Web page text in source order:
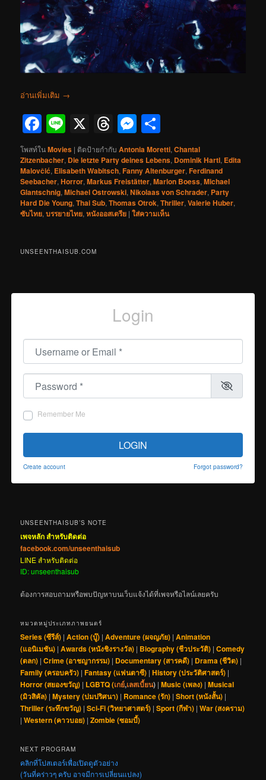
อ่านเพิ่มเติม →
Facebook
Line
X Threads
Messenger
โพสท์ในMovies | ติดป้ายกำกับ Antonia Moretti,Chantal
Zitzenbacher, Die letzte Party deines Lebens, Dominik Hartl, Edita
Malovčić, Elisabeth Wabitsch,Fanny Altenburger,Ferdinand
Seebacher,Horror,Markus Freistätter,Marlon Boess,Michael
Glantschnig,Michael Ostrowski,Nikolaas von Schrader, Party
Hard Die Young,Thai Sub,Thomas Otrok,Thriller,Valerie Huber,
ซับไทย,บรรยายไทย,หนังออสเตรีย |ใส่ความเห็น
UNSEENTHAISUB.COM
Login
Username or Email
Password
Remember Me
LOGIN
Create account Forgot password?
UNSEENTHAISUB’S NOTE
เพจหลัก สำหรับติดต่อ
facebook.com/unseenthaisub
LINE สำหรับติดต่อ
ID: unseenthaisub
ต้องการสอบถามหรือพบปัญหาบนเว็บแจ้งได้ที่เพจหรือไลน์เลยครับ
หมวดหมู่ประเภทภาพยนตร์
Series (ซีรีส์) |Action (บู๊) |Adventure (ผจญภัย) |Animation
(แอนิเมชัน) |Awards (หนังชิงรางวัล) | Biography (ชีวประวัติ) |Comedy
(ตลก) |Crime (อาชญากรรม) | Documentary (สารคดี) | Drama (ชีวิต) |
Family (ครอบครัว) |Fantasy (แฟนตาซี) |History (ประวัติศาสตร์) |
Horror (สยองขวัญ) | LGBTQ (เกย์,เลสเบี้ยน) |Music (เพลง) |Musical
(มิวสิคัล) |Mystery (ปมปริศนา) | Romance (รัก) |Short (หนังสั้น) |
Thriller (ระทึกขวัญ) |Sci-Fi (วิทยาศาสตร์) |Sport (กีฬา) |War (สงคราม)
|Western (คาวบอย) |Zombie (ซอมบี้)
NEXT PROGRAM
คลิกที่โปสเตอร์เพื่อเปิดดูตัวอย่าง
(วันที่คร่าวๆ ครับ อาจมีการเปลี่ยนแปลง)